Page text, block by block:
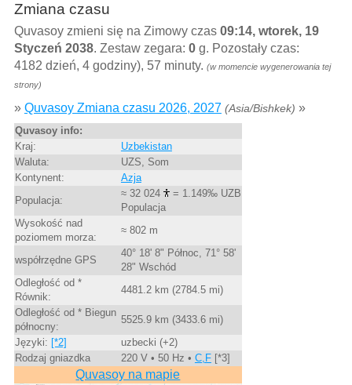
Zmiana czasu
Quvasoy zmieni się na Zimowy czas 09:14, wtorek, 19
Styczeń 2038. Zestaw zegara: 0g. Pozostały czas:
4182 dzień, 4 godziny), 57 minuty. (w momencie wygenerowania tej
strony)
» Quvasoy Zmiana czasu 2026, 2027 (Asia/Bishkek) »
Quvasoy info:
Kraj:
Uzbekistan
Waluta:
UZS, Som
Kontynent:
Azja
Populacja:
≈ 32 024
= 1.149‰ UZB
Populacja
Wysokość nad
poziomem morza:
≈ 802 m
współrzędne GPS
40° 18' 8" Północ, 71° 58'
28" Wschód
Odległość od *
Równik:
4481.2 km (2784.5 mi)
Odległość od * Biegun
północny:
5525.9 km (3433.6 mi)
Języki: [*2]
uzbecki (+2)
Rodzaj gniazdka
220 V • 50 Hz • C,F[*3]
Quvasoy na mapie